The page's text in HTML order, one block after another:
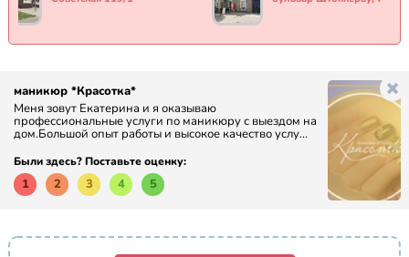
маникюр *Красотка*
Меня зовут Екатерина и я оказываю
профессиональные услуги по маникюру с выездом на
дом.Большой опыт работы и высокое качество услу...
Были здесь? Поставьте оценку:
1 2 3 4 5